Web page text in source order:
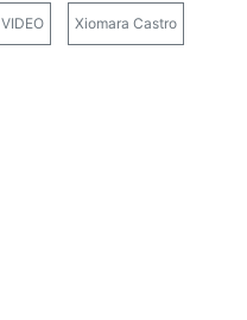
VIDEO Xiomara Castro